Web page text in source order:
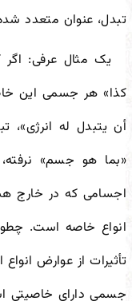
تبدل، عنوان متعدد
یک مثال عرفی:
کذا» هر جسمی این
أن یتبدل له
«بما هو جسم»
اجسامی که در خارج
انواع خاصه است.
تأثیرات از عوارض
جسمی دارای خاصیتی